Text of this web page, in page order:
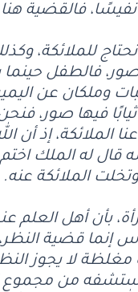
فالقضية
للملائكة،
فالطفل حينما
وملكان عن
فيها صور،
الملائكة، إذ أن
له الملك اختم
الملائكة عنه.
بأن أهل العلم
إنما قضية
لا يجوز
من مجموع